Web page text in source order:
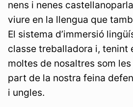
nens i nenes
viure en la llengua que
El sistema d’immersió
classe treballadora i, tenint
moltes de nosaltres som
part de la nostra feina
i ungles.